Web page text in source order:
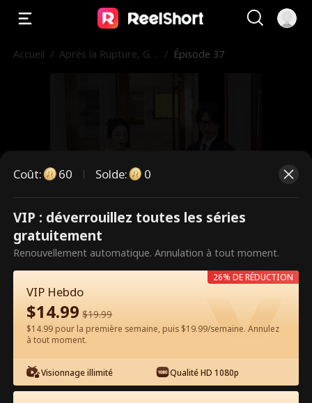
Accueil / Après la Rupture, Gâ
/ Épisode 37
Ce sont des épisodes payants.
Débloquez pour regarder.
60 Débloquer maintenant
Coût: 60 Solde: 0
VIP : déverrouillez toutes les séries
gratuitement
Renouvellement automatique. Annulation à tout moment.
VIP Hebdo
$14.99 $19.99
$14.99 pour la première semaine, puis $19.99/semaine. Annulez
à tout moment.
Visionnage illimité Qualité HD 1080p
26% DE RÉDUCTION